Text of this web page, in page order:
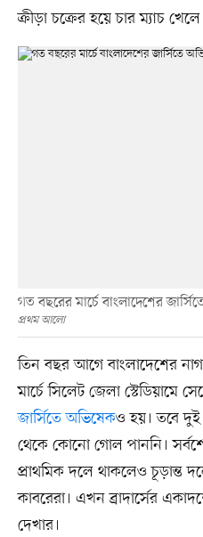
ক্রীড়া চক্রের হয়ে চার ম্যাচ
গত বছরের মার্চে বাংলাদেশের
প্রথম আলো
তিন বছর আগে বাংলাদেশের
মার্চে সিলেট জেলা স্টেডিয়ামে
জার্সিতে অভিষেকও হয়। তবে দুই
থেকে কোনো গোল পাননি।
প্রাথমিক দলে থাকলেও চূড়ান্ত
কাবরেরা। এখন ব্রাদার্সের
দেখার।